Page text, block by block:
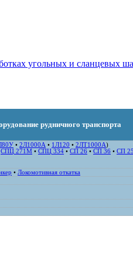
угольных и сланцевых
рудничного транспорта
• 2Л1000А • 1Л120 • 2ЛТ1000А)
СПЦ 271M • СПЦ 334 • СП 26 • СП 36 • СП
• Локомотивная откатка